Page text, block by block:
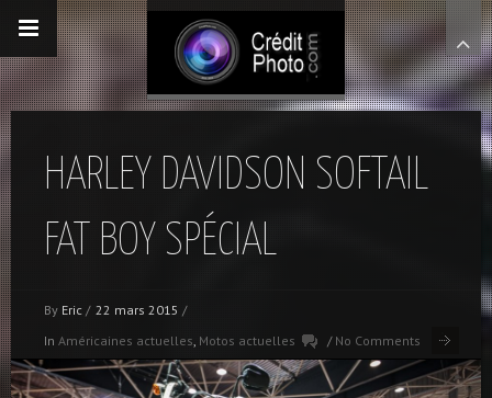
HARLEY DAVIDSON SOFTAIL
FAT BOY SPÉCIAL
By Eric / 22 mars 2015 /
In Américaines actuelles Motos actuelles / No Comments